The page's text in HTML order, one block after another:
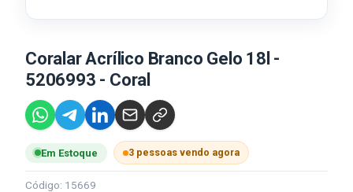
Coralar Acrílico Branco Gelo 18l -
5206993 - Coral
Em Estoque 3 pessoas vendo agora
Código: 15669